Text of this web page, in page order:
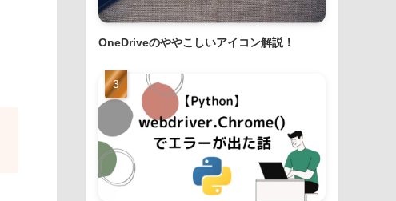
OneDriveのややこしいアイコン解説！